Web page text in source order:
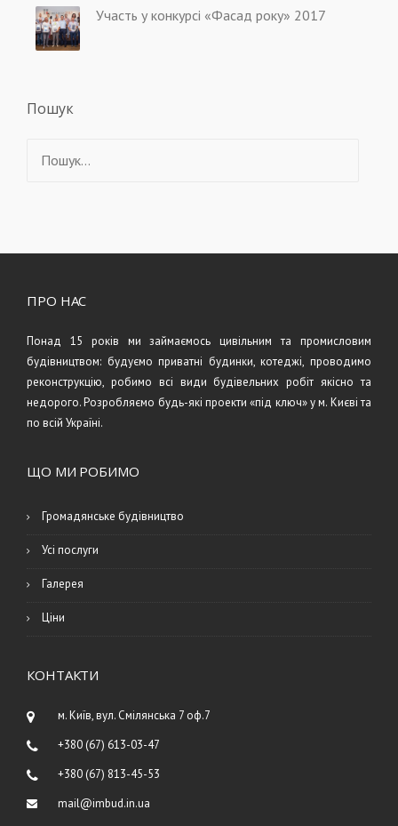
Участь у конкурсі «Фасад року» 2017
Пошук
ПРО НАС
Понад 15 років ми займаємось цивільним та промисловим
будівництвом: будуємо приватні будинки, котеджі, проводимо
реконструкцію, робимо всі види будівельних робіт якісно та
недорого. Розробляємо будь-які проекти «під ключ» у м. Києві та
по всій Україні.
ЩО МИ РОБИМО
Громадянське будівництво
Усі послуги
Галерея
Ціни
КОНТАКТИ
м. Київ, вул. Смілянська 7 оф.7
+380 (67) 613-03-47
+380 (67) 813-45-53
mail@imbud.in.ua